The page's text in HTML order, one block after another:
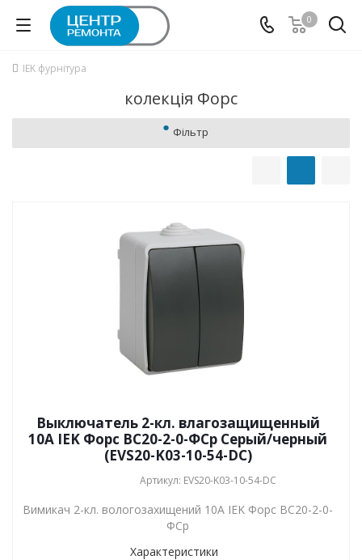
0
IEK фурнітура
колекція Форс
Фільтр
Выключатель 2-кл. влагозащищенный
10А IEK Форс ВС20-2-0-ФСр Серый/черный
(EVS20-K03-10-54-DC)
Артикул: EVS20-K03-10-54-DC
Вимикач 2-кл. вологозахищений 10А IEK Форс ВС20-2-0-
ФСр
Характеристики